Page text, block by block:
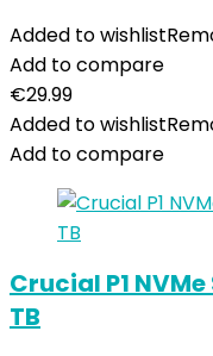
Added to wishlist
Add to compare
€29.99
Added to wishlist
Add to compare
Crucial P1 NVMe
TB